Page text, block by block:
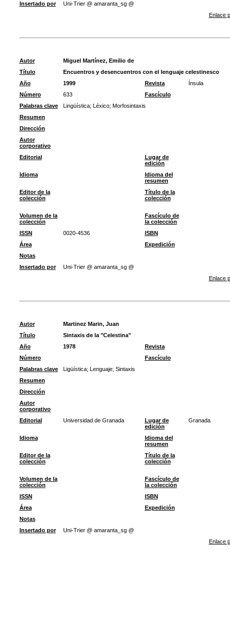
Insertado por
Uni-Trier @ amaranta_sg @
Enlace
Autor
Miguel Martínez, Emilio de
Título
Encuentros y desencuentros con el lenguaje celestinesco
Año
1999 Revista
Ínsula
Número
633
Fascículo
Palabras clave
Lingüística; Léxico; Morfosintaxis
Resumen
Dirección
Autor
corporativo
Editorial
Lugar de
edición
Idioma
Idioma del
resumen
Editor de la
colección
Título de la
colección
Volumen de la
colección
Fascículo de
la colección
ISSN
0020-4536
ISBN
Área
Expedición
Notas
Insertado por
Uni-Trier @ amaranta_sg @
Enlace
Autor
Martinez Marin, Juan
Título
Sintaxis de la "Celestina"
Año
1978
Revista
Número
Fascículo
Palabras clave
Ligüística; Lenguaje; Sintaxis
Resumen
Dirección
Autor
corporativo
Editorial
Universidad de Granada
Lugar de
edición
Granada
Idioma
Idioma del
resumen
Editor de la
colección
Título de la
colección
Volumen de la
colección
Fascículo de
la colección
ISSN
ISBN
Área
Expedición
Notas
Insertado por
Uni-Trier @ amaranta_sg @
Enlace